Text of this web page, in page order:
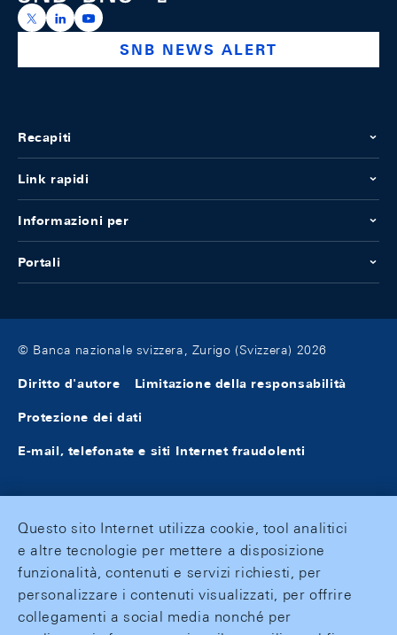
https://x.com/snb_bns
https://ch.linkedin.com/company/swiss-national-
https://www.youtube.com/@swissnationalbank
SNB NEWS ALERT
Recapiti
Link rapidi
Informazioni per
Portali
© Banca nazionale svizzera, Zurigo (Svizzera) 2026
Diritto d'autore Limitazione della responsabilità
Protezione dei dati
E-mail, telefonate e siti Internet fraudolenti
Questo sito Internet utilizza cookie, tool analitici
e altre tecnologie per mettere a disposizione
funzionalità, contenuti e servizi richiesti, per
personalizzare i contenuti visualizzati, per offrire
collegamenti a social media nonché per